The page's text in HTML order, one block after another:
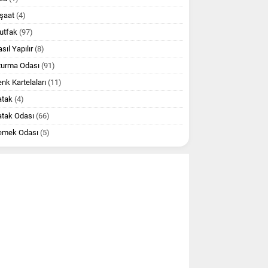
(4)
(97)
Yapılır(8)
Odası(91)
Kartelaları (11)
(4)
Odası (66)
Odası (5)